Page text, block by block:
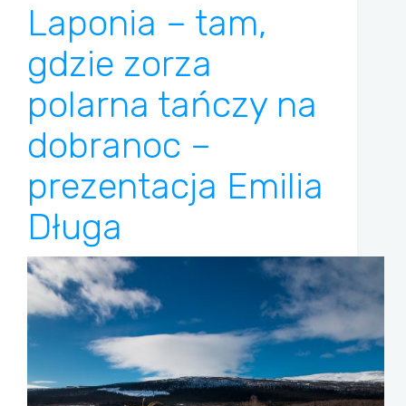
Laponia – tam,
gdzie zorza
polarna tańczy na
dobranoc –
prezentacja Emilia
Długa